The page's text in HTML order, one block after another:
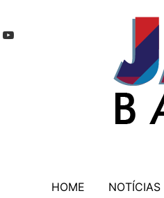
HOME NOTÍCIAS